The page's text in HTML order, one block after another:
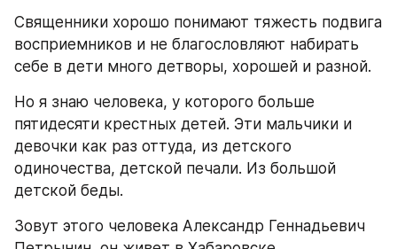
Священники хорошо понимают тяжесть подвига
восприемников и не благословляют набирать
себе в дети много детворы, хорошей и разной.
Но я знаю человека, у которого больше
пятидесяти крестных детей. Эти мальчики и
девочки как раз оттуда, из детского
одиночества, детской печали. Из большой
детской беды.
Зовут этого человека Александр Геннадьевич